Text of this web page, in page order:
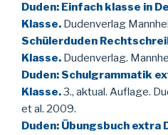
Duden: Einfach klasse in
Klasse. Dudenverlag
Schülerduden
Klasse. Dudenverlag.
Duden: Schulgrammatik
Klasse.3., aktual. Auflage.
et al. 2009.
Duden: Übungsbuch extra